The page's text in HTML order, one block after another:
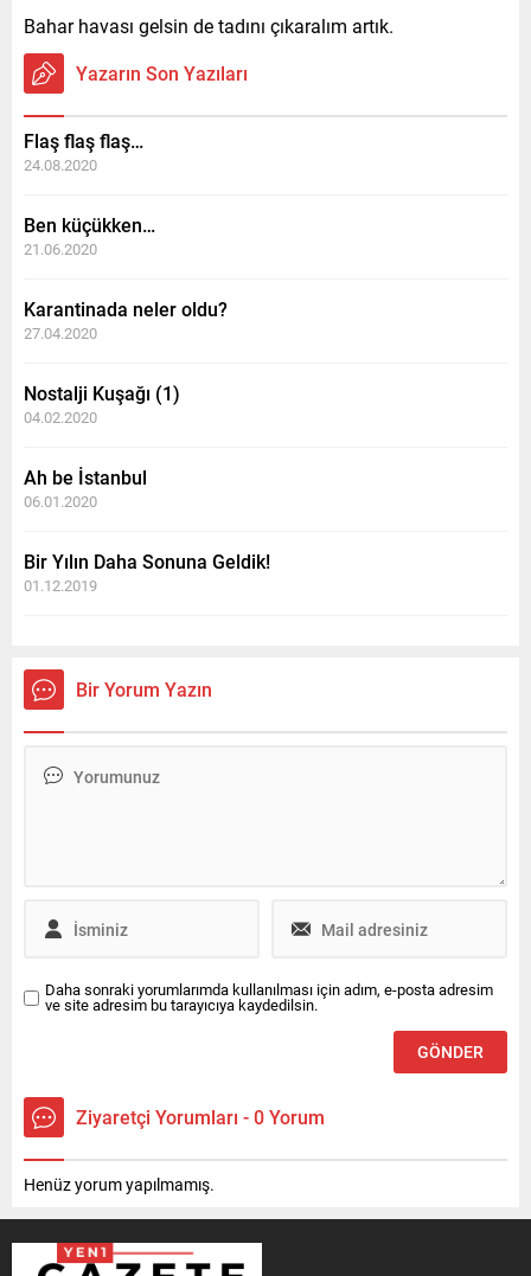
Bahar havası gelsin de tadını çıkaralım artık.
Yazarın Son Yazıları
Flaş flaş flaş…
24.08.2020
Ben küçükken…
21.06.2020
Karantinada neler oldu?
27.04.2020
Nostalji Kuşağı (1)
04.02.2020
Ah be İstanbul
06.01.2020
Bir Yılın Daha Sonuna Geldik!
01.12.2019
Bir Yorum Yazın
Daha sonraki yorumlarımda kullanılması için adım, e-posta adresim
ve site adresim bu tarayıcıya kaydedilsin.
Ziyaretçi Yorumları - 0 Yorum
Henüz yorum yapılmamış.